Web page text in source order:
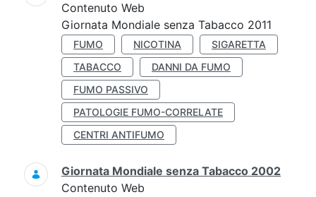
Contenuto Web
Giornata Mondiale senza Tabacco 2011
FUMO NICOTINA
SIGARETTA
TABACCO
DANNI DA FUMO
FUMO PASSIVO
PATOLOGIE FUMO-CORRELATE
CENTRI ANTIFUMO
Giornata Mondiale senza Tabacco 2002
Contenuto Web